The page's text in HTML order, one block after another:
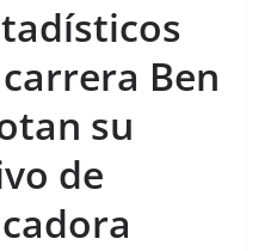
Ben
su
de